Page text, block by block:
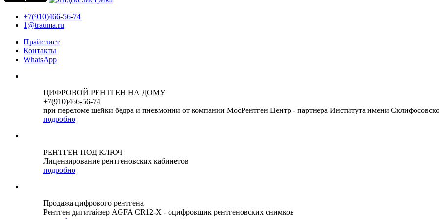
+7(910)466-56-74
1@trauma.ru
Прайслист
Контакты
WhatsApp
ЦИФРОВОЙ РЕНТГЕН НА ДОМУ
+7(910)466-56-74
при переломе шейки бедра и пневмонии от компании МосРентген Центр - партнера Института имени
подробно
РЕНТГЕН ПОД КЛЮЧ
Лицензирование рентгеновских кабинетов
подробно
Продажа цифрового рентгена
Рентген дигитайзер AGFA CR12-X - оцифровщик рентгеновских снимков